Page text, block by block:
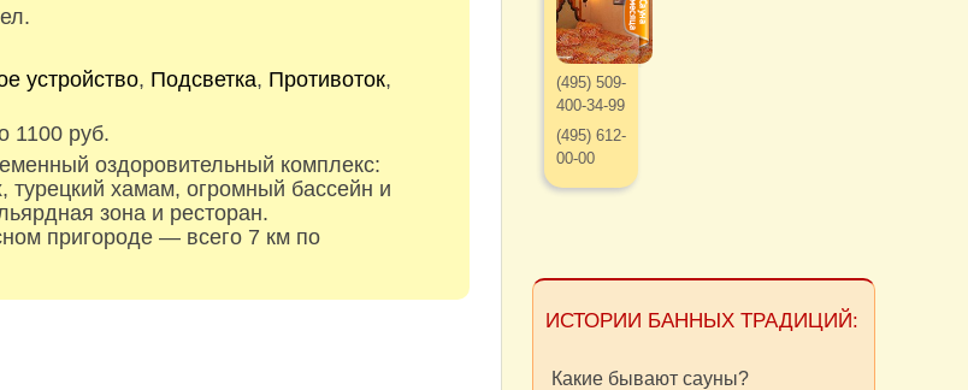
устройство, Подсветка, Противоток,
1100 руб.
оздоровительный комплекс:
турецкий хамам, огромный бассейн и
зона и ресторан.
пригороде — всего 7 км по
(495) 509-
400-34-99
(495) 612-
00-00
ИСТОРИИ БАННЫХ ТРАДИЦИЙ:
Какие бывают сауны?